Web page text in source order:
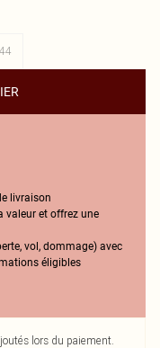
44
livraison
valeur et offrez une
vol, dommage) avec
éligibles
lors du paiement.